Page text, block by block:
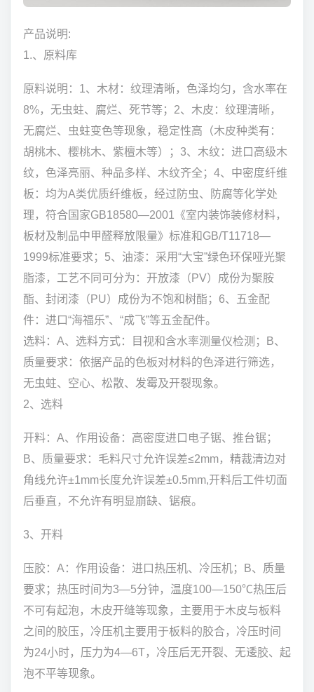
产品说明:
1.、原料库
原料说明：1、木材：纹理清晰，色泽均匀，含水率在
8%，无虫蛀、腐烂、死节等；2、木皮：纹理清晰，
无腐烂、虫蛀变色等现象，稳定性高（木皮种类有：
胡桃木、樱桃木、紫檀木等）；3、木纹：进口高级木
纹，色泽亮丽、种品多样、木纹齐全；4、中密度纤维
板：均为A类优质纤维板，经过防虫、防腐等化学处
理，符合国家GB18580—2001《室内装饰装修材料，
板材及制品中甲醛释放限量》标准和GB/T11718—
1999标准要求；5、油漆：采用“大宝”绿色环保哑光聚
脂漆，工艺不同可分为：开放漆（PV）成份为聚胺
酯、封闭漆（PU）成份为不饱和树酯；6、五金配
件：进口“海福乐”、“成飞”等五金配件。
选料：A、选料方式：目视和含水率测量仪检测；B、
质量要求：依据产品的色板对材料的色泽进行筛选，
无虫蛀、空心、松散、发霉及开裂现象。
2、选料
开料：A、作用设备：高密度进口电子锯、推台锯；
B、质量要求：毛料尺寸允许误差≤2mm，精裁清边对
角线允许±1mm长度允许误差±0.5mm,开料后工件切面
后垂直，不允许有明显崩缺、锯痕。
3、开料
压胶：A：作用设备：进口热压机、冷压机；B、质量
要求；热压时间为3—5分钟，温度100—150℃热压后
不可有起泡，木皮开缝等现象，主要用于木皮与板料
之间的胶压，冷压机主要用于板料的胶合，冷压时间
为24小时，压力为4—6T，冷压后无开裂、无逶胶、起
泡不平等现象。